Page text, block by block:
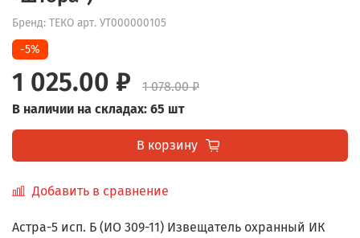
Бренд: ТЕКО арт. УТ000000105
-5%
1 025.00 ₽
1 078.00 ₽
В наличии на складах: 65 шт
В корзину
Добавить в сравнение
Астра-5 исп. Б (ИО 309-11) Извещатель охранный ИК